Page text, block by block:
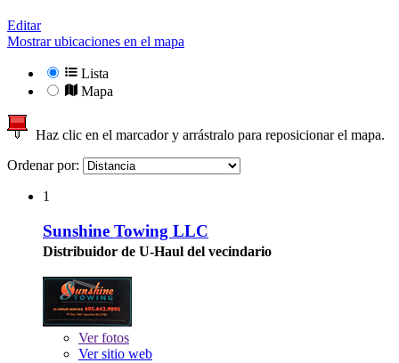
Editar
Mostrar ubicaciones en el mapa
Lista
Mapa
Haz clic en el marcador y arrástralo para reposicionar el mapa.
Ordenar por:
1
Sunshine Towing LLC
Distribuidor de U-Haul del vecindario
Verfotos
Ver sitio web